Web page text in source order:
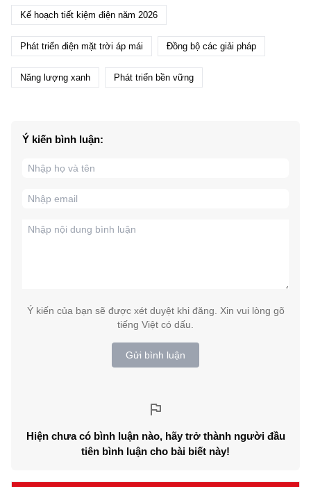
Kế hoạch tiết kiệm điện năm 2026
Phát triển điện mặt trời áp mái Đồng bộ các giải pháp
Năng lượng xanh Phát triển bền vững
Ý kiến bình luận:
Ý kiến của bạn sẽ được xét duyệt khi đăng. Xin vui lòng gõ
tiếng Việt có dấu.
Gửi bình luận
Hiện chưa có bình luận nào, hãy trở thành người đầu
tiên bình luận cho bài biết này!